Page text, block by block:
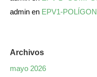
admin en EPV1-
Archivos
mayo 2026